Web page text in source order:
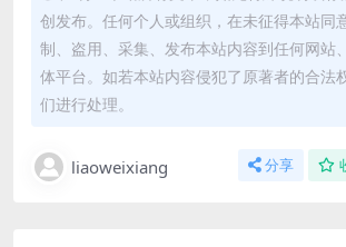
创发布。任何个人或组织，在未征得本站同
制、盗用、采集、发布本站内容到任何网站
体平台。如若本站内容侵犯了原著者的合法
们进行处理。
liaoweixiang 分享